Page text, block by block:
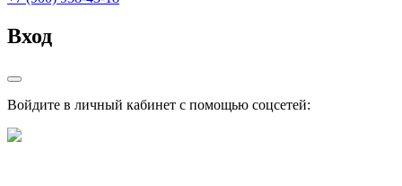
Вход
Войдите в личный кабинет с помощью соцсетей: